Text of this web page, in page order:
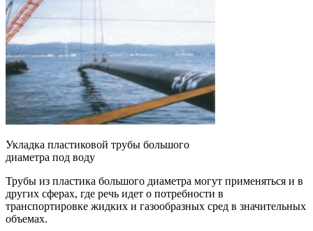
Укладка пластиковой трубы большого
диаметра под воду
Трубы из пластика большого диаметра могут применяться и в
других сферах, где речь идет о потребности в
транспортировке жидких и газообразных сред в значительных
объемах.